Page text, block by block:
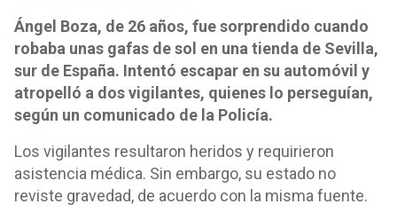
Ángel Boza, de 26 años, fue sorprendido cuando
robaba unas gafas de sol en una tienda de Sevilla,
sur de España. Intentó escapar en su automóvil y
atropelló a dos vigilantes, quienes lo perseguían,
según un comunicado de la Policía.
Los vigilantes resultaron heridos y requirieron
asistencia médica. Sin embargo, su estado no
reviste gravedad, de acuerdo con la misma fuente.